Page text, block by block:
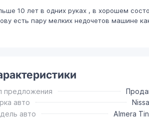
10 лет в одних руках , в хорошем
есть пару мелких недочетов машине
предложения
авто
авто
Almera